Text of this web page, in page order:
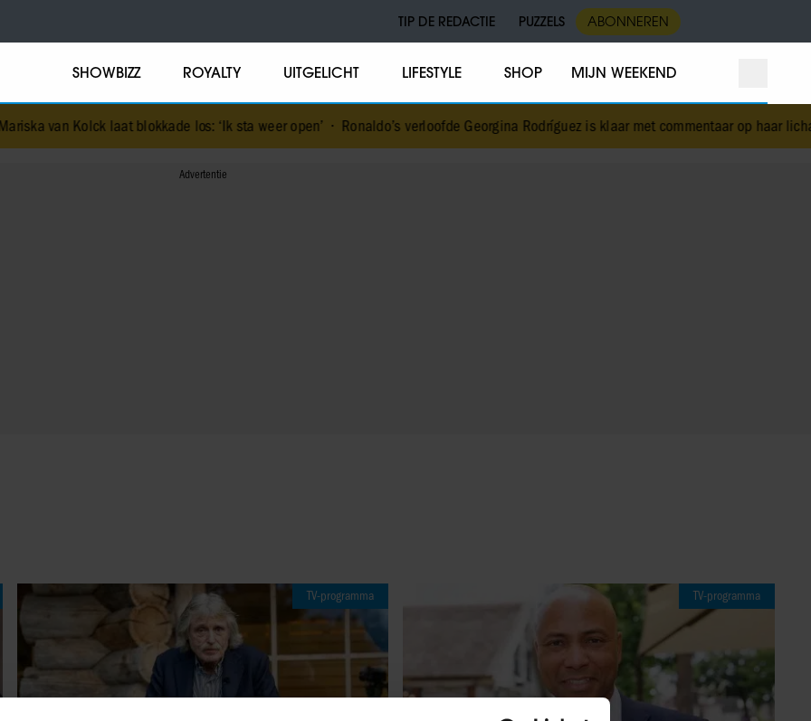
TIP DE REDACTIE PUZZELS ABONNEREN
SHOWBIZZ ROYALTY UITGELICHT LIFESTYLE SHOP MIJN WEEKEND
van Kolck laat blokkade los: ‘Ik sta weer open’•Ronaldo’s verloofde Georgina Rodríguez is klaar met commentaar op haar lichaam
TV-programma TV-programma